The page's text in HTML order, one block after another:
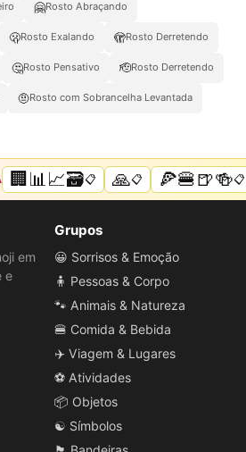
🤗Rosto Abraçando
🫢Rosto Exalando 🫣Rosto Derretendo
🤔Rosto Pensativo 🫡Rosto Derretendo
🤨Rosto com Sobrancelha Levantada
🏢📊📈🗃️📋 🙏📋 🍕🍔🍺🍻📋
em
e
Grupos
😀 Sorrisos & Emoção
🧍 Pessoas & Corpo
🐾 Animais & Natureza
🍔 Comida & Bebida
✈️ Viagem & Lugares
⚽ Atividades
📦 Objetos
☯️ Símbolos